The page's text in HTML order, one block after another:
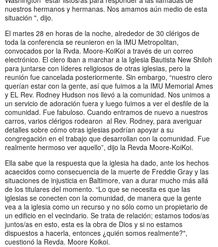
nuestros hermanos y hermanas. Nos amamos aún medio de esta
situación ", dijo.
El martes 28 en horas de la noche, alrededor de 30 clérigos de
toda la conferencia se reunieron en la IMU Metropolitan,
convocados por la Rvda. Moore-KoiKoi a través de un correo
electrónico. El clero iban a marchar a la Iglesia Bautista New Shiloh
para juntarse con líderes religiosos de otras iglesias, pero la
reunión fue cancelada posteriormente. Sin embargo, “nuestro clero
querían estar con la gente, así que fuimos a la IMU Memorial Ames
y EL Rev. Rodney Hudson nos llevó a la comunidad. Nos unimos a
un servicio de adoración fuera y luego fuimos a ver el desfile de la
comunidad. Fue fabuloso. Cuando entramos de nuevo a nuestros
carros, varios clérigos rodearon al Rev. Rodney, para averiguar
detalles sobre cómo otras iglesias podrían apoyar a su
congregación en el trabajo que desarrollan con la comunidad. Fue
realmente hermoso ver aquello”, dijo la Revda Moore-KoiKoi.
Ella sabe que la respuesta que la iglesia ha dado, ante los hechos
acaecidos como consecuencia de la muerte de Freddie Gray y las
situaciones de injusticia en Baltimore, van a durar mucho más allá
de los titulares del momento. “Lo que se necesita es que las
iglesias se conecten con la comunidad, de manera que la gente
vea a la iglesia como un recurso y no sólo como un propietario de
un edificio en el vecindario. Se trata de relación; estamos todos/as
juntos/as en esto, esta es la obra de Dios y si no estamos
dispuestos a hacerla, entonces ¿quién somos realmente?",
cuestionó la Revda. Moore Koikoi.